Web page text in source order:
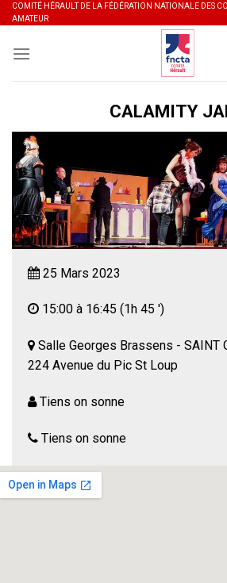
Skip
to
content
COMITÉ HÉRAULT DE LA FÉDÉRATION NATIONALE DES
AMATEUR
CALAMITY
25 Mars 2023
15:00 à 16:45 (1h 45 ')
Salle Georges Brassens - SAINT
224 Avenue du Pic St Loup
Tiens on sonne
Tiens on sonne